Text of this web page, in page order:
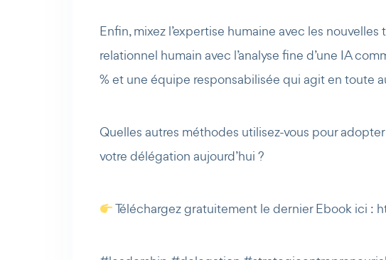
Enfin, mixez l’expertise humaine avec les
relationnel humain avec l’analyse fine d’une IA
% et une équipe responsabilisée qui agit en toute
Quelles autres méthodes utilisez-vous pour
votre délégation aujourd’hui ?
Téléchargez gratuitement le dernier Ebook ici :